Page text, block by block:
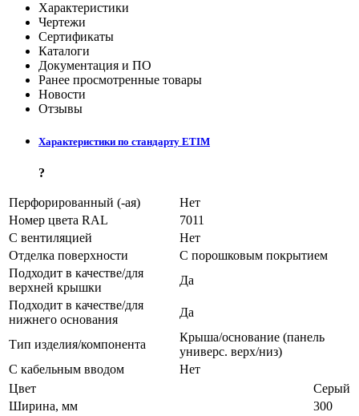
Характеристики
Чертежи
Сертификаты
Каталоги
Документация и ПО
Ранее просмотренные товары
Новости
Отзывы
Характеристики по стандарту ETIM
?
Перфорированный (-ая)
Нет
Номер цвета RAL
7011
С вентиляцией
Нет
Отделка поверхности
С порошковым покрытием
Подходит в качестве/для
верхней крышки
Да
Подходит в качестве/для
нижнего основания
Да
Тип изделия/компонента
Крыша/основание (панель
универс. верх/низ)
С кабельным вводом
Нет
Цвет
Серый
Ширина, мм
300